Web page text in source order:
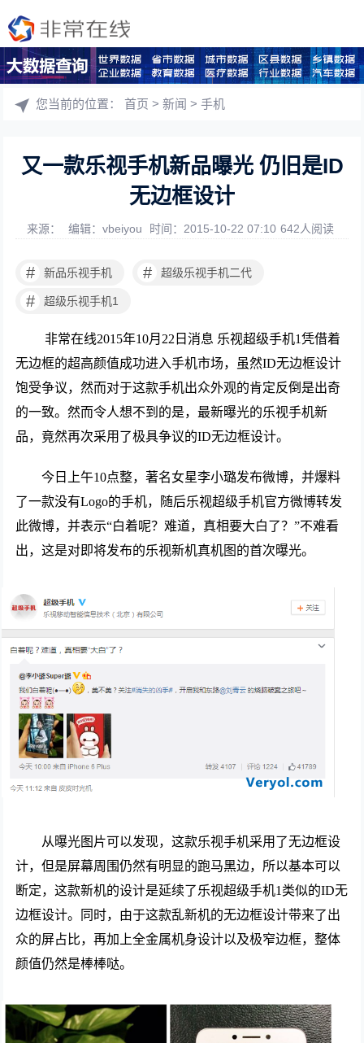
您当前的位置：首页 >新闻 >手机
又一款乐视手机新品曝光 仍旧是ID
无边框设计
来源： 编辑：vbeiyou 时间：2015-10-22 07:10 642人阅读
# 新品乐视手机 # 超级乐视手机二代
# 超级乐视手机1
非常在线2015年10月22日消息 乐视超级手机1凭借着
无边框的超高颜值成功进入手机市场，虽然ID无边框设计
饱受争议，然而对于这款手机出众外观的肯定反倒是出奇
的一致。然而令人想不到的是，最新曝光的乐视手机新
品，竟然再次采用了极具争议的ID无边框设计。
今日上午10点整，著名女星李小璐发布微博，并爆料
了一款没有Logo的手机，随后乐视超级手机官方微博转发
此微博，并表示“白着呢？难道，真相要大白了？”不难看
出，这是对即将发布的乐视新机真机图的首次曝光。
从曝光图片可以发现，这款乐视手机采用了无边框设
计，但是屏幕周围仍然有明显的跑马黑边，所以基本可以
断定，这款新机的设计是延续了乐视超级手机1类似的ID无
边框设计。同时，由于这款乱新机的无边框设计带来了出
众的屏占比，再加上全金属机身设计以及极窄边框，整体
颜值仍然是棒棒哒。